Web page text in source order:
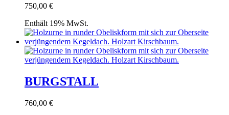
750,00 €
Enthält 19% MwSt.
BURGSTALL
760,00 €